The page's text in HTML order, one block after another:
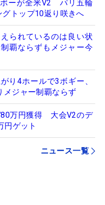
ーが全米V2 パリ五輪
トップ10返り咲きへ
られているのは良い状
覇ならずもメジャー今
り4ホールで3ボギー、
メジャー制覇ならず
万円獲得 大会V2のデ
円ゲット
ニュース一覧